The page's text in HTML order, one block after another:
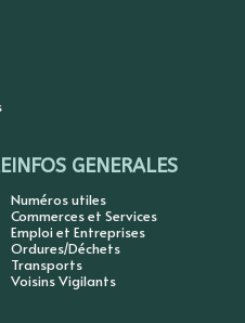
INFOS GENERALES
Numéros utiles
Commerces et Services
Emploi et Entreprises
Ordures/Déchets
Transports
Voisins Vigilants